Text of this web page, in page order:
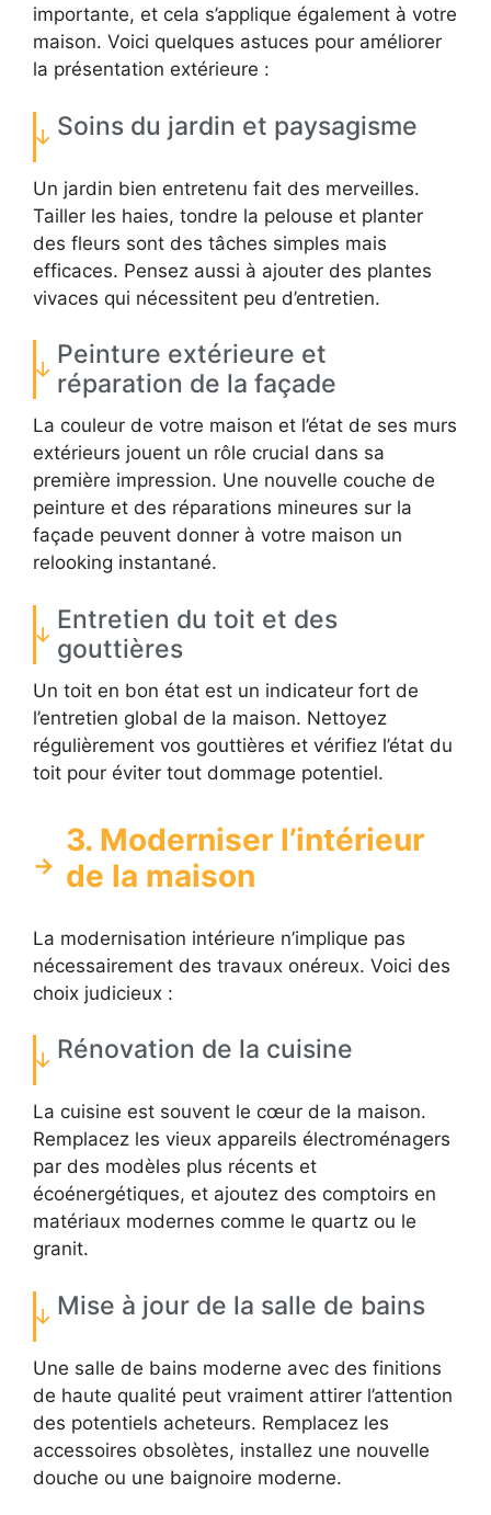
importante, et cela s’applique également à votre
maison. Voici quelques astuces pour améliorer
la présentation extérieure :
Soins du jardin et paysagisme
Un jardin bien entretenu fait des merveilles.
Tailler les haies, tondre la pelouse et planter
des fleurs sont des tâches simples mais
efficaces. Pensez aussi à ajouter des plantes
vivaces qui nécessitent peu d’entretien.
Peinture extérieure et
réparation de la façade
La couleur de votre maison et l’état de ses murs
extérieurs jouent un rôle crucial dans sa
première impression. Une nouvelle couche de
peinture et des réparations mineures sur la
façade peuvent donner à votre maison un
relooking instantané.
Entretien du toit et des
gouttières
Un toit en bon état est un indicateur fort de
l’entretien global de la maison. Nettoyez
régulièrement vos gouttières et vérifiez l’état du
toit pour éviter tout dommage potentiel.
3. Moderniser l’intérieur
de la maison
La modernisation intérieure n’implique pas
nécessairement des travaux onéreux. Voici des
choix judicieux :
Rénovation de la cuisine
La cuisine est souvent le cœur de la maison.
Remplacez les vieux appareils électroménagers
par des modèles plus récents et
écoénergétiques, et ajoutez des comptoirs en
matériaux modernes comme le quartz ou le
granit.
Mise à jour de la salle de bains
Une salle de bains moderne avec des finitions
de haute qualité peut vraiment attirer l’attention
des potentiels acheteurs. Remplacez les
accessoires obsolètes, installez une nouvelle
douche ou une baignoire moderne.